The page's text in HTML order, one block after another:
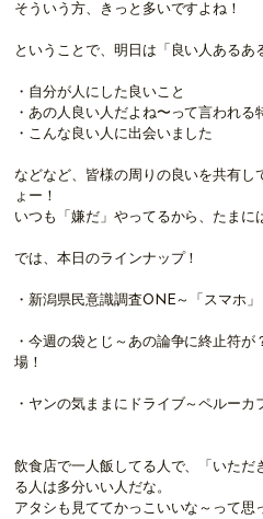
そういう方、きっと多いですよね！
ということで、明日は「良い人あるあ
・自分が人にした良いこと
・あの人良い人だよね〜って言われる
・こんな良い人に出会いました
などなど、皆様の周りの良いを共有し
ょー！
いつも「嫌だ」やってるから、たまに
では、本日のラインナップ！
・新潟県民意識調査ONE～「スマホ」
・今週の袋とじ～あの論争に終止符
場！
・ヤンの気ままにドライブ～ペルーカ
飲食店で一人飯してる人で、「いただ
る人は多分いい人だな。
アタシも見ててかっこいいな～って思